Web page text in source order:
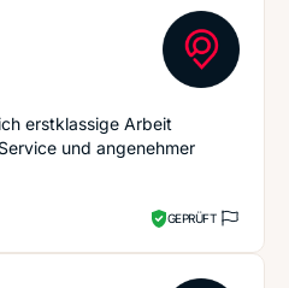
erstklassige Arbeit
und angenehmer
GEPRÜFT